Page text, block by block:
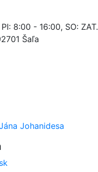
PI: 8:00 - 16:00, SO: ZAT.
Šaľa